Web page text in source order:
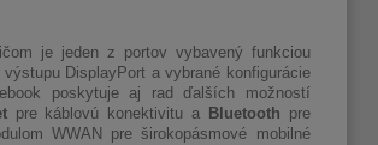
je jeden z portov vybavený funkciou
výstupu DisplayPort a vybrané konfigurácie
poskytuje aj rad ďalších možností
pre káblovú konektivitu a Bluetooth pre
WWAN pre širokopásmové mobilné